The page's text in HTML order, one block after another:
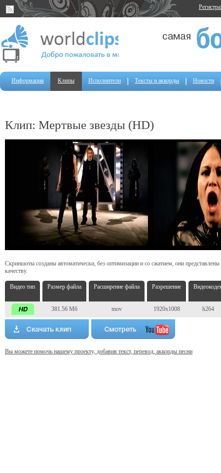
Информация Клипы Исполнители Тексты и аккорды Новости
Клип: Мертвые звезды (HD)
Скриншоты созданы автоматически, без оптимизации и со сжатием, они
качеству.
Видео тип Размер файла Расширение файла Разрешение
381.56 Мб mov 1920x1008 h264
Вы можете помочь нашему проекту, добавив текст, перевод, аккорды песни